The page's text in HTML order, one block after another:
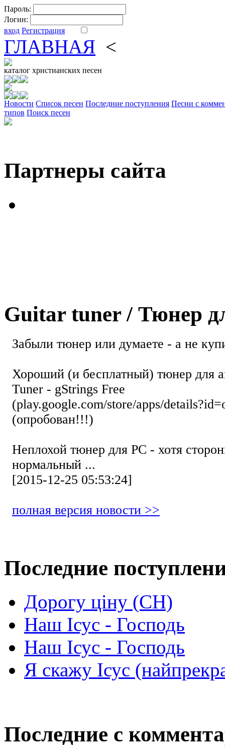
Пароль:
Логин:
вход Регистрация
ГЛАВНАЯ <
каталог христианских песен
Новости Cписок песен Последние поступления Песни с
типов Поиск песен
Партнеры сайта
Guitar tuner / Тюнер
Забыли тюнер или думаете - а не
Хороший (и бесплатный) тюнер для
Tuner - gStrings Free
(play.google.com/store/apps/
(опробован!!!)
Неплохой тюнер для РС - хотя
нормальный ...
[2015-12-25 05:53:24]
полная версия новости >>
Последние
Дорогу ціну (СН)
Наш Ісус - Господь
Наш Ісус - Господь
Я скажу Ісус
Последние с